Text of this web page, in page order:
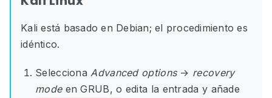
Kali está basado en Debian; el procedimiento es
idéntico.
Selecciona Advanced options→ recovery
modeen GRUB, o edita la entrada y añade